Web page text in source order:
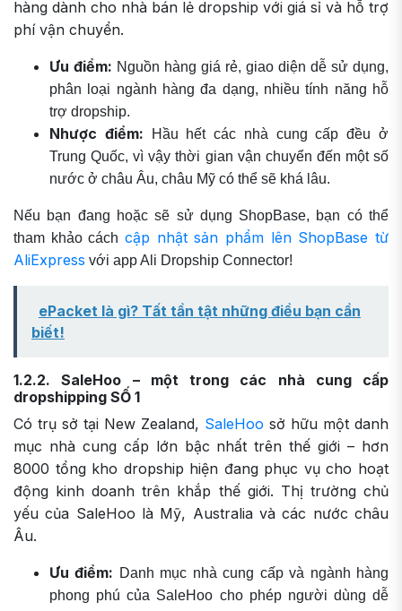
hàng dành cho nhà bán lẻ dropship với giá sỉ và hỗ trợ
phí vận chuyển.
Ưu điểm: Nguồn hàng giá rẻ, giao diện dễ sử dụng,
phân loại ngành hàng đa dạng, nhiều tính năng hỗ
trợ dropship.
Nhược điểm: Hầu hết các nhà cung cấp đều ở
Trung Quốc, vì vậy thời gian vận chuyển đến một số
nước ở châu Âu, châu Mỹ có thể sẽ khá lâu.
Nếu bạn đang hoặc sẽ sử dụng ShopBase, bạn có thể
tham khảo cách cập nhật sản phẩm lên ShopBase từ
AliExpress với app Ali Dropship Connector!
ePacket là gì? Tất tần tật những điều bạn cần
biết!
1.2.2. SaleHoo – một trong các nhà cung cấp
dropshipping SỐ 1
Có trụ sở tại New Zealand, SaleHoo sở hữu một danh
mục nhà cung cấp lớn bậc nhất trên thế giới – hơn
8000 tổng kho dropship hiện đang phục vụ cho hoạt
động kinh doanh trên khắp thế giới. Thị trường chủ
yếu của SaleHoo là Mỹ, Australia và các nước châu
Âu.
Ưu điểm: Danh mục nhà cung cấp và ngành hàng
phong phú của SaleHoo cho phép người dùng dễ